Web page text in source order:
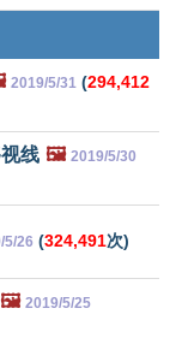
2019/5/31 (294,412
线 🖼️ 2019/5/30
5/26 (324,491次)
🖼️ 2019/5/25